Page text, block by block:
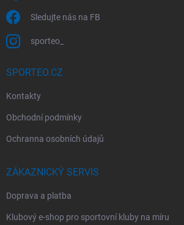
Sledujte nás na FB
sporteo_
SPORTEO.CZ
Kontakty
Obchodní podmínky
Ochranna osobních údajů
ZÁKAZNICKÝ SERVIS
Doprava a platba
Klubový e-shop pro sportovní kluby na míru